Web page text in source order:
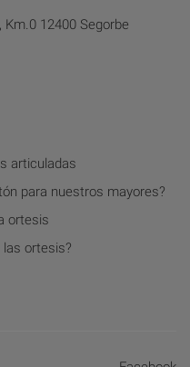
12400 Segorbe
articuladas
para nuestros mayores?
ortesis
las ortesis?